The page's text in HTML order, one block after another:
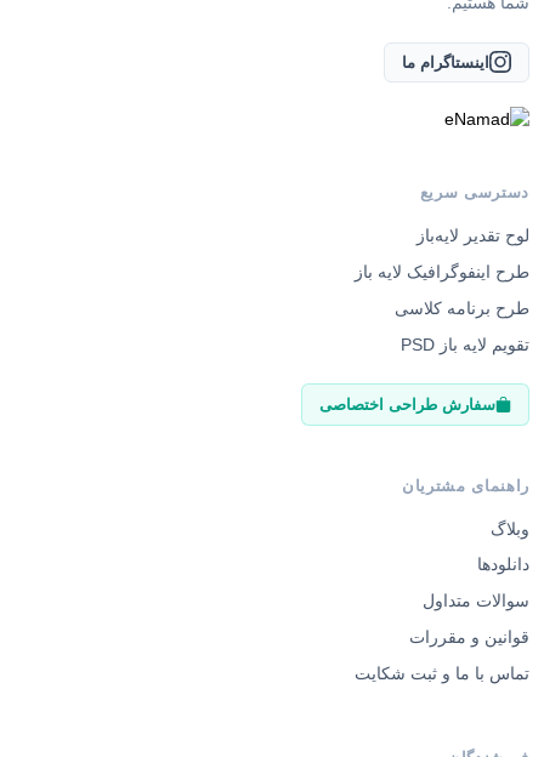
اینستاگرام ما
دسترسی سریع
لوح تقدیر لایه‌باز
طرح اینفوگرافیک لایه باز
طرح برنامه کلاسی
تقویم لایه باز PSD
سفارش طراحی اختصاصی
راهنمای مشتریان
وبلاگ
دانلودها
سوالات متداول
قوانین و مقررات
تماس با ما و ثبت شکایت